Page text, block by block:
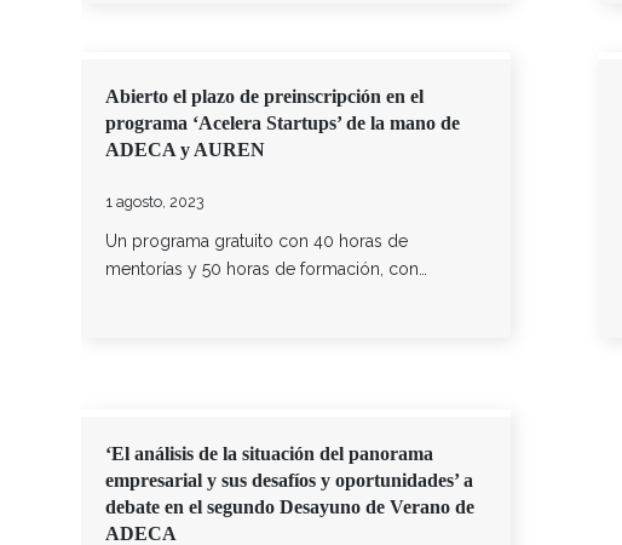
Abierto el plazo de preinscripción en el
programa ‘Acelera Startups’ de la mano de
ADECA y AUREN
1 agosto, 2023
Un programa gratuito con 40 horas de
mentorías y 50 horas de formación, con…
‘El análisis de la situación del panorama
empresarial y sus desafíos y oportunidades’ a
debate en el segundo Desayuno de Verano de
ADECA